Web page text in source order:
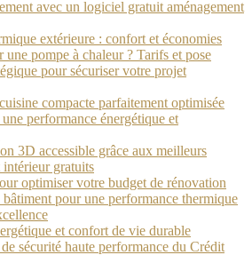
avec un logiciel gratuit aménagement
extérieure : confort et économies
pompe à chaleur ? Tarifs et pose
pour sécuriser votre projet
compacte parfaitement optimisée
performance énergétique et
3D accessible grâce aux meilleurs
intérieur gratuits
optimiser votre budget de rénovation
pour une performance thermique
et confort de vie durable
sécurité haute performance du Crédit